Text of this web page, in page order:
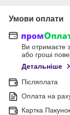
Умови оплати
Ви отримаєте
або гроші
Детальніше
Післяплата
Оплата на
Картка